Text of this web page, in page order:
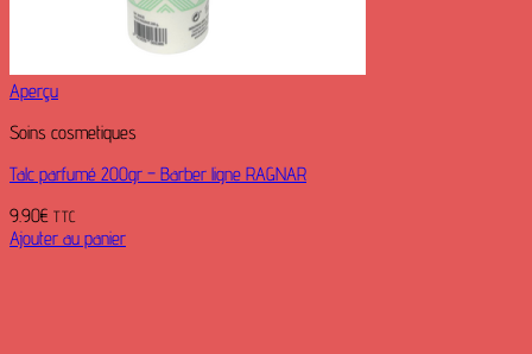
Aperçu
Soins cosmetiques
Talc parfumé 200gr – Barber ligne RAGNAR
9.90€ TTC
Ajouter au panier